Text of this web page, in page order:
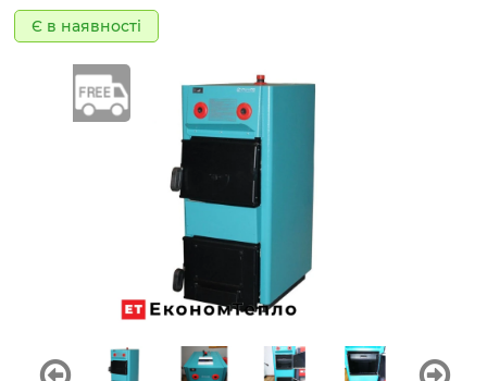
Є в наявності